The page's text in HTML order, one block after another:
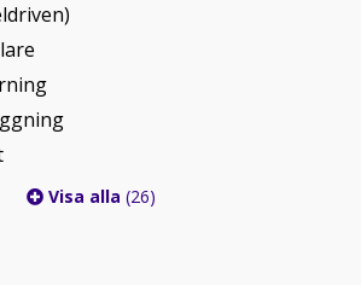
Visa alla (26)